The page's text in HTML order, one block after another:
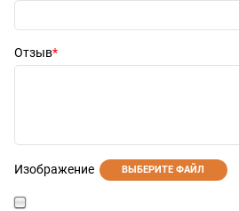
Отзыв
Изображение ВЫБЕРИТЕ ФАЙЛ